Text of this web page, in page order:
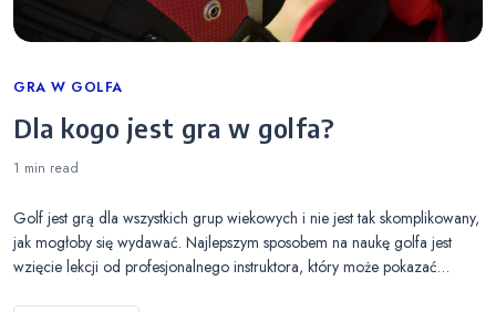
Categories
GRA W GOLFA
Dla kogo jest gra w golfa?
1 min read
Golf jest grą dla wszystkich grup wiekowych i nie jest tak skomplikowany,
jak mogłoby się wydawać. Najlepszym sposobem na naukę golfa jest
wzięcie lekcji od profesjonalnego instruktora, który może pokazać…